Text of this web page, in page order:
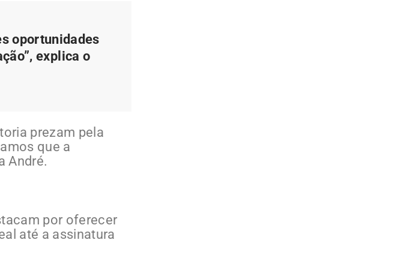
oportunidades
explica o
prezam pela
que a
André.
por oferecer
até a assinatura